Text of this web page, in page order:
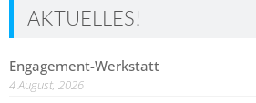
AKTUELLES!
Engagement-Werkstatt
4 August, 2026